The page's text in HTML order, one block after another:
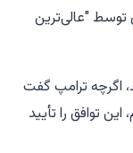
توسط "عالی‌ترین
اگرچه ترامپ گفت
توافق را تأیید